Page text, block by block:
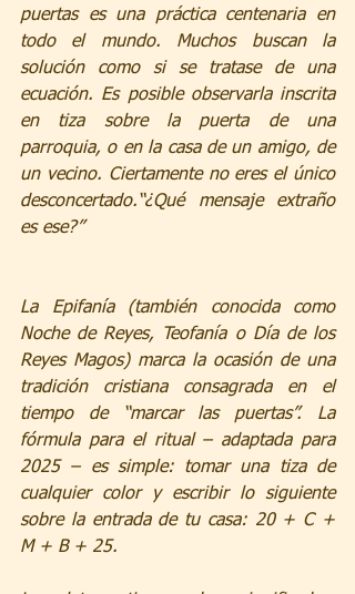
puertas es una práctica centenaria en
todo el mundo. Muchos buscan la
solución como si se tratase de una
ecuación. Es posible observarla inscrita
en tiza sobre la puerta de una
parroquia, o en la casa de un amigo, de
un vecino. Ciertamente no eres el único
desconcertado.“¿Qué mensaje extraño
es ese?”
La Epifanía (también conocida como
Noche de Reyes, Teofanía o Día de los
Reyes Magos) marca la ocasión de una
tradición cristiana consagrada en el
tiempo de “marcar las puertas”. La
fórmula para el ritual – adaptada para
2025 – es simple: tomar una tiza de
cualquier color y escribir lo siguiente
sobre la entrada de tu casa: 20 + C +
M + B + 25.